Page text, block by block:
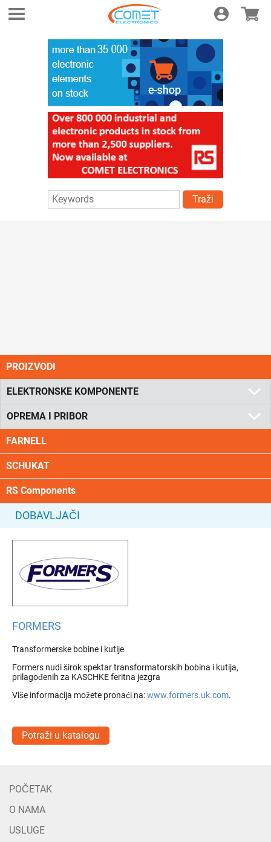
Login E-shop
Traži
PROIZVODI
ELEKTRONSKE KOMPONENTE
OPREMA I PRIBOR
FARNELL
SCHUKAT
RS Components
DOBAVLJAČI
FORMERS
Transformerske bobine i kutije
Formers nudi širok spektar transformatorskih bobina i kutija,
prilagođenih za KASCHKE feritna jezgra
Više informacija možete pronaći na:www.formers.uk.com.
Potraži u katalogu
POČETAK
O NAMA
USLUGE